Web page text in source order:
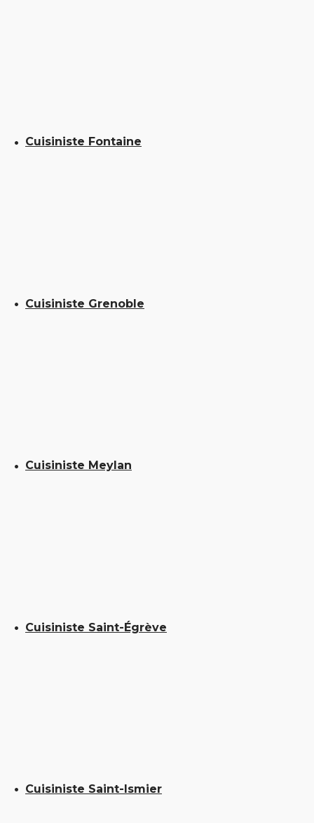
Cuisiniste Fontaine
Cuisiniste Grenoble
Cuisiniste Meylan
Cuisiniste Saint-Égrève
Cuisiniste Saint-Ismier